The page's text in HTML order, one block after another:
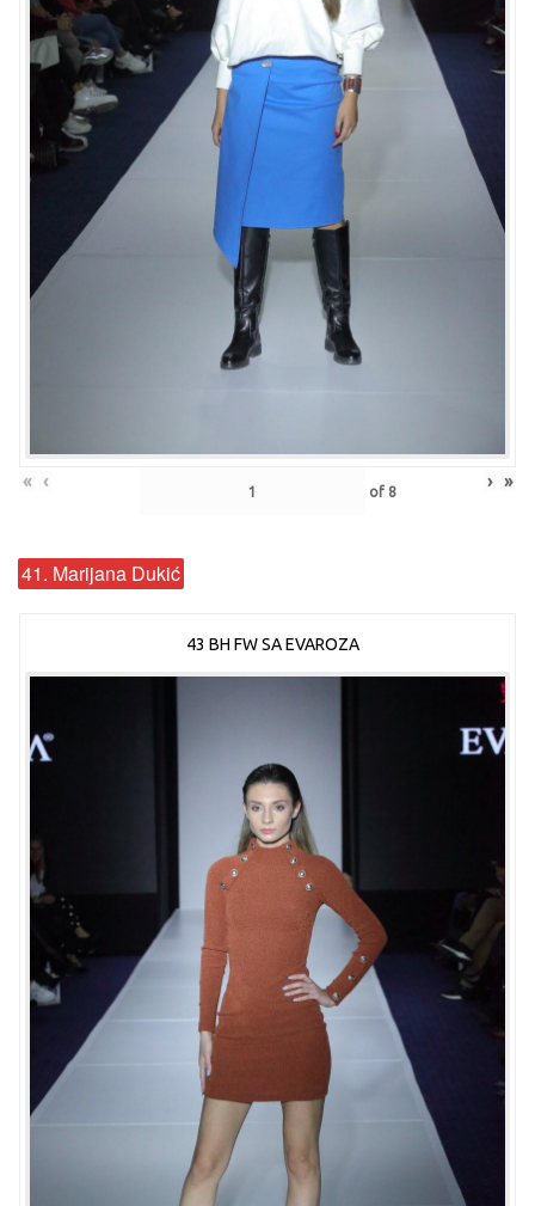
« ‹ of 8 › »
41. Marijana Dukić
43 BH FW SA EVAROZA